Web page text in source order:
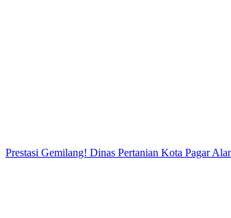
Prestasi Gemilang! Dinas Pertanian Kota Pagar